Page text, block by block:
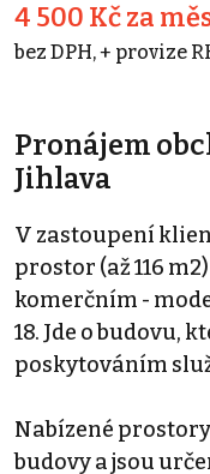
4 500 Kč za
bez DPH, + provize
Pronájem
Jihlava
V zastoupení
prostor (až 116
komerčním -
18. Jde o budovu,
poskytováním
Nabízené
budovy a jsou